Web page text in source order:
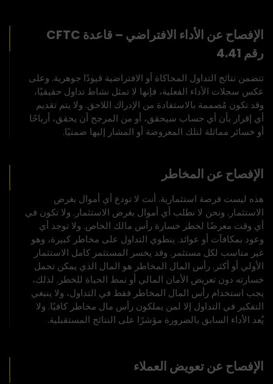
الإفصاح عن الأداء الافتراضي – قاعدة CFTC
رقم 4.41
تتضمن نتائج التداول المحاكاة أو الافتراضية قيودًا جوهرية. وعلى
عكس سجلات الأداء الفعلية، فإنها لا تمثل نشاط تداول حقيقيًا،
وقد تكون مُصممة بالاستفادة من الإدراك اللاحق. ولا يتم تقديم
أي إقرار بأن أي حساب سيحقق، أو من المرجح أن يحقق، أرباحًا
أو خسائر مماثلة لتلك المعروضة أو المشار إليها ضمنيًا.
الإفصاح عن المخاطر
هذه ليست فرصة استثمارية. أنت لا تودع أي أموال بغرض
الاستثمار. ونحن لا نطلب أي أموال بغرض الاستثمار. ولا تكون في
أي وقت معرضًا لخطر خسارة رأس مالك الخاص. ولا توجد أي
وعود بمكافآت أو عوائد. ينطوي التداول على مخاطر كبيرة، وهو
غير مناسب لكل مستثمر. وقد يخسر المستثمر كامل الاستثمار
الأولي أو أكثر. رأس المال المخاطر هو المال الذي يمكن تحمل
خسارته دون تعريض الأمان المالي أو نمط الحياة للخطر. لذلك،
يجب استخدام رأس المال المخاطر فقط في التداول، ولا ينبغي
التفكير في التداول إلا لمن يملكون رأس مال مخاطر كافيًا. ولا
يُعد الأداء السابق بالضرورة مؤشرًا على النتائج المستقبلية.
الإفصاح عن تعويض العملاء